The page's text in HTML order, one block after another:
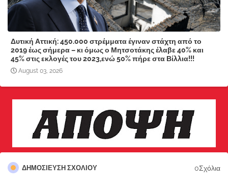
Δυτική Αττική: 450.000 στρέμματα έγιναν στάχτη από το
2019 έως σήμερα – κι όμως ο Μητσοτάκης έλαβε 40% και
45% στις εκλογές του 2023,ενώ 50% πήρε στα Βίλλια!!!
August 03, 2026
ΔΗΜΟΣΊΕΥΣΗ ΣΧΟΛΊΟΥ 0Σχόλια